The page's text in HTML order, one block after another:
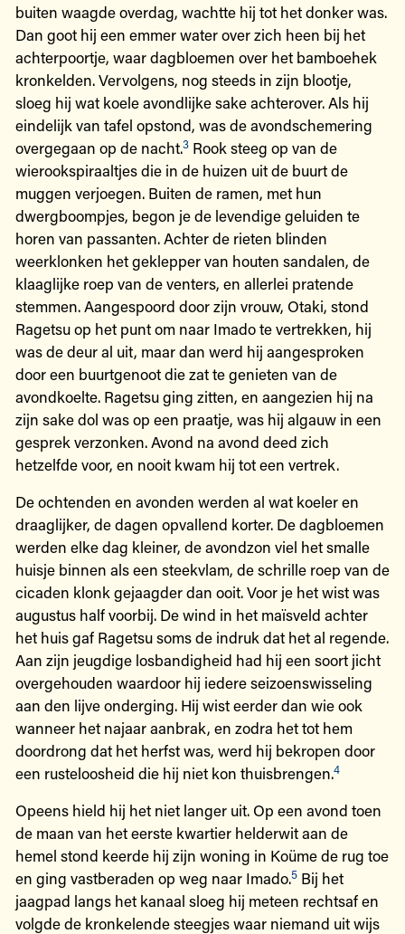
buiten waagde overdag, wachtte hij tot het donker was.
Dan goot hij een emmer water over zich heen bij het
achterpoortje, waar dagbloemen over het bamboehek
kronkelden. Vervolgens, nog steeds in zijn blootje,
sloeg hij wat koele avondlijke sake achterover. Als hij
eindelijk van tafel opstond, was de avondschemering
overgegaan op de nacht.3Rook steeg op van de
wierookspiraaltjes die in de huizen uit de buurt de
muggen verjoegen. Buiten de ramen, met hun
dwergboompjes, begon je de levendige geluiden te
horen van passanten. Achter de rieten blinden
weerklonken het geklepper van houten sandalen, de
klaaglijke roep van de venters, en allerlei pratende
stemmen. Aangespoord door zijn vrouw, Otaki, stond
Ragetsu op het punt om naar Imado te vertrekken, hij
was de deur al uit, maar dan werd hij aangesproken
door een buurtgenoot die zat te genieten van de
avondkoelte. Ragetsu ging zitten, en aangezien hij na
zijn sake dol was op een praatje, was hij algauw in een
gesprek verzonken. Avond na avond deed zich
hetzelfde voor, en nooit kwam hij tot een vertrek.
De ochtenden en avonden werden al wat koeler en
draaglijker, de dagen opvallend korter. De dagbloemen
werden elke dag kleiner, de avondzon viel het smalle
huisje binnen als een steekvlam, de schrille roep van de
cicaden klonk gejaagder dan ooit. Voor je het wist was
augustus half voorbij. De wind in het maïsveld achter
het huis gaf Ragetsu soms de indruk dat het al regende.
Aan zijn jeugdige losbandigheid had hij een soort jicht
overgehouden waardoor hij iedere seizoenswisseling
aan den lijve onderging. Hij wist eerder dan wie ook
wanneer het najaar aanbrak, en zodra het tot hem
doordrong dat het herfst was, werd hij bekropen door
een rusteloosheid die hij niet kon thuisbrengen.4
Opeens hield hij het niet langer uit. Op een avond toen
de maan van het eerste kwartier helderwit aan de
hemel stond keerde hij zijn woning in Koüme de rug toe
en ging vastberaden op weg naar Imado.5Bij het
jaagpad langs het kanaal sloeg hij meteen rechtsaf en
volgde de kronkelende steegjes waar niemand uit wijs